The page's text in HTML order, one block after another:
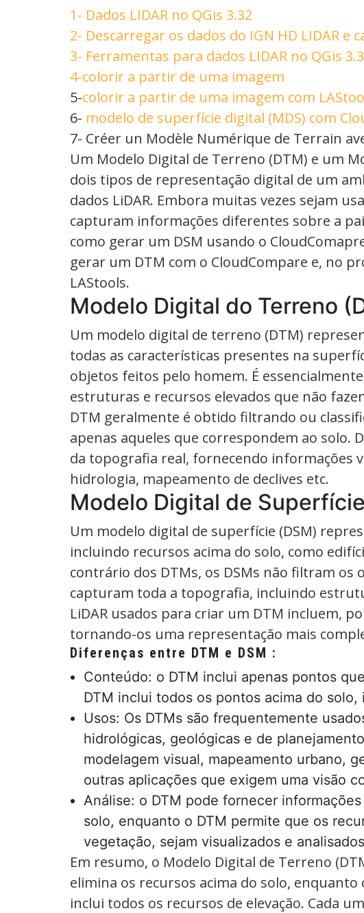
1- Dados LIDAR no QGis 3.32
2- Descarregar os dados do IGN HD LIDAR e
3- Ferramentas para dados LIDAR no QGis
4-colorir a partir de uma imagem
5-colorir a partir de uma imagem com
6- modelo de superfície digital (MDS) com
7- Créer un Modèle Numérique de Terrain
Um Modelo Digital de Terreno (DTM) e um
dois tipos de representação digital de um
dados LiDAR. Embora muitas vezes sejam
capturam informações diferentes sobre a
como gerar um DSM usando o
gerar um DTM com o CloudCompare e, no
LAStools.
Modelo Digital do Terreno
Um modelo digital de terreno (DTM)
todas as características presentes na
objetos feitos pelo homem. É
estruturas e recursos elevados que não
DTM geralmente é obtido filtrando ou
apenas aqueles que correspondem ao solo.
da topografia real, fornecendo informações
hidrologia, mapeamento de declives etc.
Modelo Digital de
Um modelo digital de superfície (DSM)
incluindo recursos acima do solo, como
contrário dos DTMs, os DSMs não filtram os
capturam toda a topografia, incluindo
LiDAR usados para criar um DTM incluem,
tornando-os uma representação mais
Diferenças entre DTM e DSM :
Conteúdo: o DTM inclui apenas pontos
DTM inclui todos os pontos acima do
Usos: Os DTMs são frequentemente
hidrológicas, geológicas e de
modelagem visual, mapeamento urbano,
outras aplicações que exigem uma visão
Análise: o DTM pode fornecer
solo, enquanto o DTM permite que os
vegetação, sejam visualizados e
Em resumo, o Modelo Digital de Terreno
elimina os recursos acima do solo, enquanto
inclui todos os recursos de elevação. Cada